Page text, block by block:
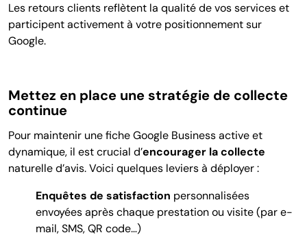
Les retours clients reflètent la qualité de vos services et
participent activement à votre positionnement sur
Google.
Mettez en place une stratégie de collecte
continue
Pour maintenir une fiche Google Business active et
dynamique, il est crucial d’encourager la collecte
naturelle d’avis. Voici quelques leviers à déployer :
Enquêtes de satisfaction personnalisées
envoyées après chaque prestation ou visite (par e-
mail, SMS, QR code…)